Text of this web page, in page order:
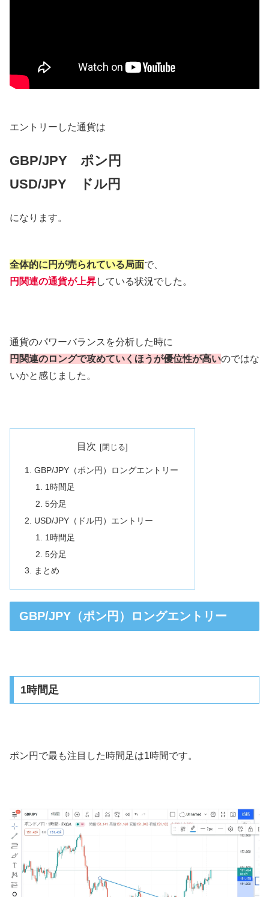
エントリーした通貨は
GBP/JPY ポン円
USD/JPY ドル円
になります。
全体的に円が売られている局面で、
円関連の通貨が上昇している状況でした。
通貨のパワーバランスを分析した時に
円関連のロングで攻めていくほうが優位性が高いのではな
いかと感じました。
目次
GBP/JPY（ポン円）ロングエントリー
1時間足
5分足
USD/JPY（ドル円）エントリー
1時間足
5分足
まとめ
GBP/JPY（ポン円）ロングエントリー
1時間足
ポン円で最も注目した時間足は1時間です。